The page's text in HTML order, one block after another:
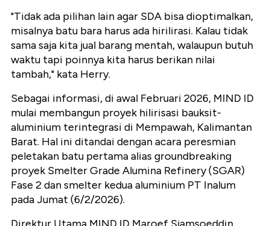
"Tidak ada pilihan lain agar SDA bisa dioptimalkan,
misalnya batu bara harus ada hirilirasi. Kalau tidak
sama saja kita jual barang mentah, walaupun butuh
waktu tapi poinnya kita harus berikan nilai
tambah," kata Herry.
Sebagai informasi, di awal Februari 2026, MIND ID
mulai membangun proyek hilirisasi bauksit-
aluminium terintegrasi di Mempawah, Kalimantan
Barat. Hal ini ditandai dengan acara peresmian
peletakan batu pertama alias groundbreaking
proyek Smelter Grade Alumina Refinery (SGAR)
Fase 2 dan smelter kedua aluminium PT Inalum
pada Jumat (6/2/2026).